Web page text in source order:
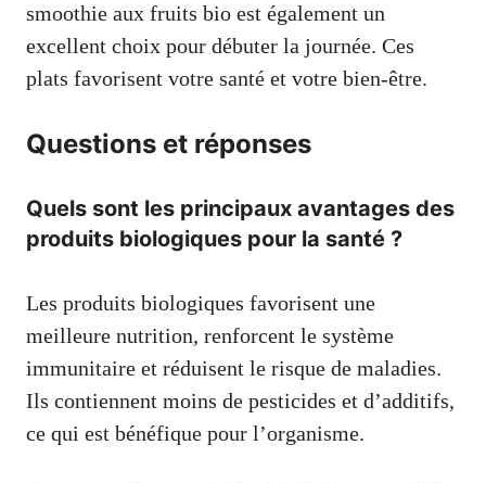
smoothie aux fruits bio est également un
excellent choix pour débuter la journée. Ces
plats favorisent votre santé et votre bien-être.
Questions et réponses
Quels sont les principaux avantages des
produits biologiques pour la santé ?
Les produits biologiques favorisent une
meilleure nutrition, renforcent le système
immunitaire et réduisent le risque de maladies.
Ils contiennent moins de pesticides et d’additifs,
ce qui est bénéfique pour l’organisme.